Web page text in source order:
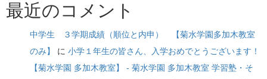
最近のコメント
中学生 ３学期成績（順位と内申） 【菊水学園多加木教室
のみ】
に 小学１年生の皆さん、入学おめでとうございます！
【菊水学園 多加木教室】 - 菊水学園 多加木教室 学習塾・そ